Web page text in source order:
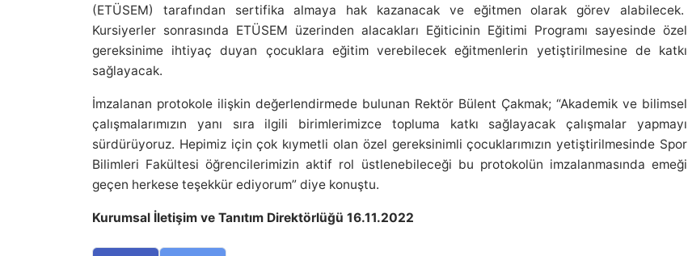
(ETÜSEM) tarafından sertifika almaya hak kazanacak ve eğitmen olarak görev alabilecek.
Kursiyerler sonrasında ETÜSEM üzerinden alacakları Eğiticinin Eğitimi Programı sayesinde özel
gereksinime ihtiyaç duyan çocuklara eğitim verebilecek eğitmenlerin yetiştirilmesine de katkı
sağlayacak.
İmzalanan protokole ilişkin değerlendirmede bulunan Rektör Bülent Çakmak; “Akademik ve bilimsel
çalışmalarımızın yanı sıra ilgili birimlerimizce topluma katkı sağlayacak çalışmalar yapmayı
sürdürüyoruz. Hepimiz için çok kıymetli olan özel gereksinimli çocuklarımızın yetiştirilmesinde Spor
Bilimleri Fakültesi öğrencilerimizin aktif rol üstlenebileceği bu protokolün imzalanmasında emeği
geçen herkese teşekkür ediyorum” diye konuştu.
Kurumsal İletişim ve Tanıtım Direktörlüğü 16.11.2022